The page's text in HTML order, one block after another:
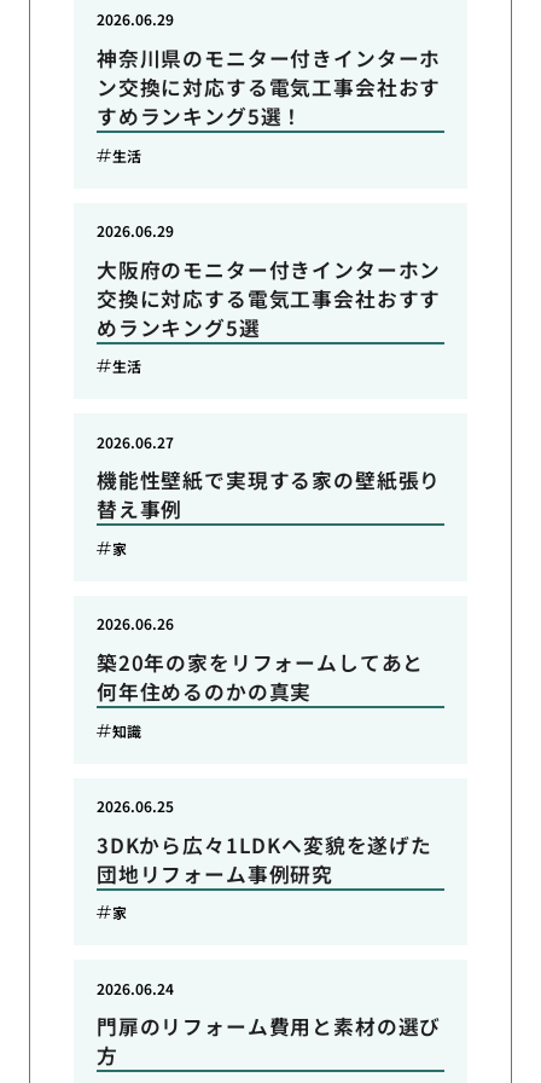
神奈川県のモニター付きインターホ
ン交換に対応する電気工事会社おす
すめランキング5選！
2026.06.29
生活
大阪府のモニター付きインターホン
交換に対応する電気工事会社おすす
めランキング5選
2026.06.29
生活
機能性壁紙で実現する家の壁紙張り
替え事例
2026.06.27
家
築20年の家をリフォームしてあと
何年住めるのかの真実
2026.06.26
知識
3DKから広々1LDKへ変貌を遂げた
団地リフォーム事例研究
2026.06.25
家
門扉のリフォーム費用と素材の選び
方
2026.06.24